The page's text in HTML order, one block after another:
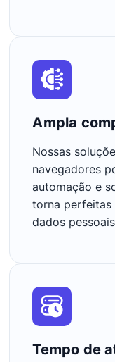
Ampla
Nossas
navegadores
automação e
torna perfeitas
dados
Tempo de